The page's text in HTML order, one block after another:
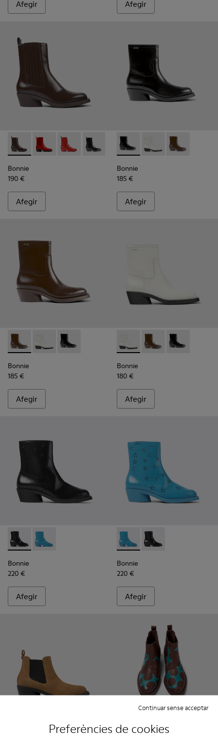
Preferències de cookies
Continuar sense acceptar
Afegir Afegir
Bonnie - K400631-003 - Bota de dona de pell de color
Bonnie - K400631-007
Bonnie - K400631-002 - Bota de dona de
Bonnie - K400631-001 - Bota de
Bonnie
190 €
Afegir
Bonnie - K400663-001 -
Bonnie - K400663-
Bonnie -
Bonnie
185 €
Afegir
Bonnie - K400663-002 - Botina de dona de color marró fosc
Bonnie - K400663-004 - Botina de dona de pell de
Bonnie - K400663-001 - Botina de dona de
Bonnie
185 €
Afegir
Bonnie - K400663-004 -
Bonnie - K400663-
Bonnie -
Bonnie
180 €
Afegir
Bonnie - K400687-001 - Bota de dona de pell de color negre
Bonnie - K400687-002 - Bota de dona de pell de
Bonnie
220 €
Afegir
Bonnie - K400687-002 -
Bonnie - K400687-
Bonnie
220 €
Afegir